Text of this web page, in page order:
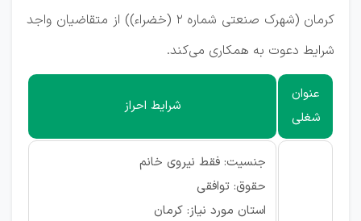
کرمان (شهرک صنعتی شماره 2 (خضراء)) از متقاضیان واجد
شرایط دعوت به همکاری می‌کند.
عنوان
شغلی
شرایط احراز
جنسیت: فقط نیروی خانم
حقوق: توافقی
استان مورد نیاز: کرمان